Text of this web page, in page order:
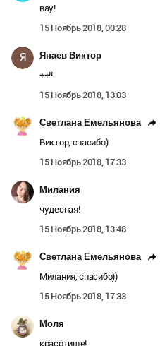
вау!
15 Ноябрь 2018, 00:28
Я Янаев Виктор
++!!
15 Ноябрь 2018, 13:03
Светлана Емельянова
Виктор, спасибо)
15 Ноябрь 2018, 17:33
Милания
чудесная!
15 Ноябрь 2018, 13:48
Светлана Емельянова
Милания, спасибо))
15 Ноябрь 2018, 17:33
Моля
красотище!